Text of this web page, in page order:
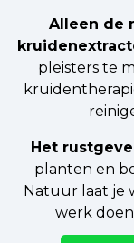
Alleen de
pleisters te
Het
planten en
Natuur laat je
werk